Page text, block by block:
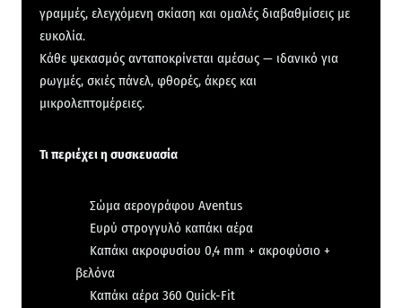
γραμμές, ελεγχόμενη σκίαση και ομαλές διαβαθμίσεις με
ευκολία.
Κάθε ψεκασμός ανταποκρίνεται αμέσως — ιδανικό για
ρωγμές, σκιές πάνελ, φθορές, άκρες και
μικρολεπτομέρειες.
Τι περιέχει η συσκευασία
Σώμα αερογράφου Aventus
Ευρύ στρογγυλό καπάκι αέρα
Καπάκι ακροφυσίου 0,4 mm + ακροφύσιο +
βελόνα
Καπάκι αέρα 360 Quick-Fit